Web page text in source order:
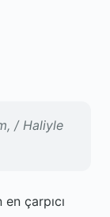
/ Haliyle
çarpıcı